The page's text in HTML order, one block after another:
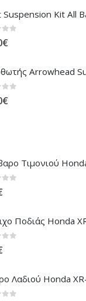
5
€
5
€
5
5
Λαδιού Honda